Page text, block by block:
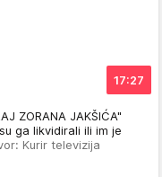
17:27
ZORANA JAKŠIĆA"
ga likvidirali ili im je
Kurir televizija